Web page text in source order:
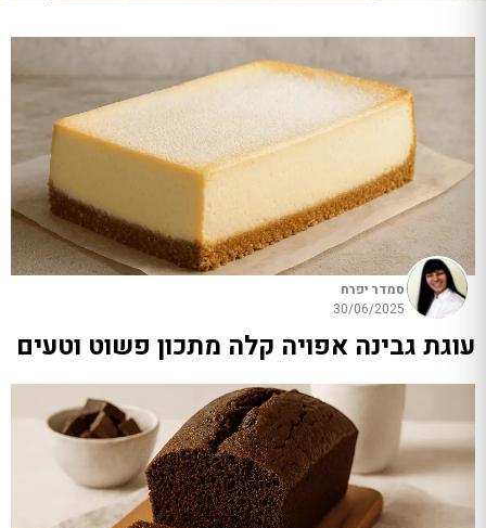
סמדר יפרח
30/06/2025
עוגת גבינה אפויה קלה מתכון פשוט וטעים